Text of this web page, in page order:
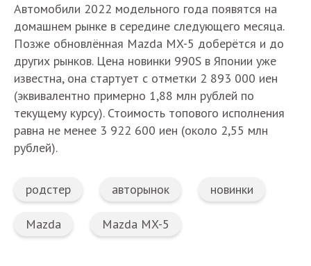
Автомобили 2022 модельного года появятся на
домашнем рынке в середине следующего месяца.
Позже обновлённая Mazda MX-5 доберётся и до
других рынков. Цена новинки 990S в Японии уже
известна, она стартует с отметки 2 893 000 иен
(эквивалентно примерно 1,88 млн рублей по
текущему курсу). Стоимость топового исполнения
равна не менее 3 922 600 иен (около 2,55 млн
рублей).
родстер авторынок новинки
Mazda Mazda MX-5